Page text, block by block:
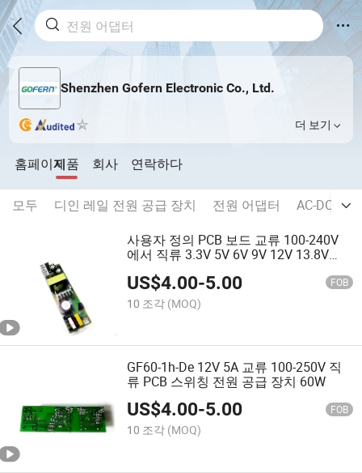
Shenzhen Gofern Electronic Co., Ltd.
더 보기
홈페이지제품 회사 연락하다
모두 디인 레일 전원 공급 장치 전원 어댑터
AC-DC 스
사용자 정의 PCB 보드 교류 100-240V
에서 직류 3.3V 5V 6V 9V 12V 13.8V
전원 공급 장치 60W 제조업체 오픈 프
레임 전원 공급 장치
US$4.00-5.00 FOB
10 조각 (MOQ)
GF60-1h-De 12V 5A 교류 100-250V 직
류 PCB 스위칭 전원 공급 장치 60W
US$4.00-5.00 FOB
10 조각 (MOQ)